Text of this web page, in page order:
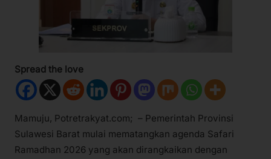
Spread the love
Mamuju, Potretrakyat.com; – Pemerintah Provinsi
Sulawesi Barat mulai mematangkan agenda Safari
Ramadhan 2026 yang akan dirangkaikan dengan